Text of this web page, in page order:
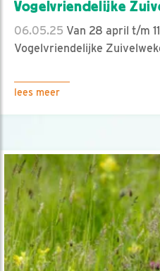
Vogelvriendelijke
06.05.25 Van 28 april t/m
Vogelvriendelijke
lees meer